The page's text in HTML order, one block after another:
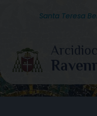
Santa Teresa